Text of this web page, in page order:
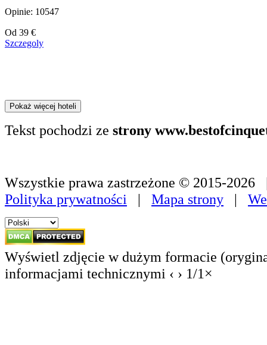
Opinie: 10547
Cena
od
Od 39 €
Szczegoly
Pokaż więcej hoteli
Tekst pochodzi ze strony
Wszystkie prawa zastrzeżone © 2015-
Polityka prywatności | Mapa strony |
Wyświetl zdjęcie w dużym formacie
informacjami technicznymi ‹ › 1/1×